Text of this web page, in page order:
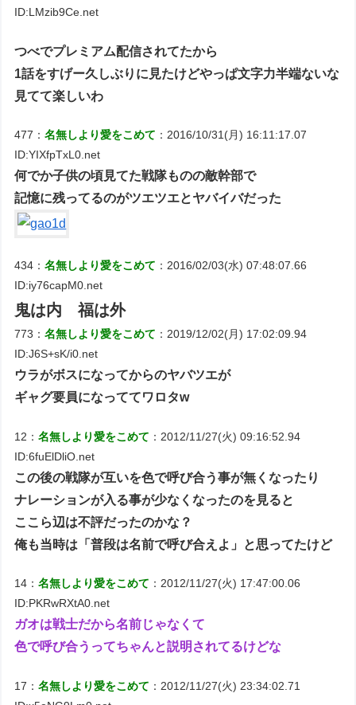
ID:LMzib9Ce.net
つべでプレミアム配信されてたから
1話をすげー久しぶりに見たけどやっぱ文字力半端ないな
見てて楽しいわ
477：名無しより愛をこめて ：2016/10/31(月) 16:11:17.07
ID:YIXfpTxL0.net
何でか子供の頃見てた戦隊ものの敵幹部で
記憶に残ってるのがツエツエとヤバイバだった
434：名無しより愛をこめて ：2016/02/03(水) 07:48:07.66
ID:iy76capM0.net
鬼は内 福は外
773：名無しより愛をこめて ：2019/12/02(月) 17:02:09.94
ID:J6S+sK/i0.net
ウラがボスになってからのヤバツエが
ギャグ要員になっててワロタw
12：名無しより愛をこめて ：2012/11/27(火) 09:16:52.94
ID:6fuElDliO.net
この後の戦隊が互いを色で呼び合う事が無くなったり
ナレーションが入る事が少なくなったのを見ると
ここら辺は不評だったのかな？
俺も当時は「普段は名前で呼び合えよ」と思ってたけど
14：名無しより愛をこめて ：2012/11/27(火) 17:47:00.06
ID:PKRwRXtA0.net
ガオは戦士だから名前じゃなくて
色で呼び合うってちゃんと説明されてるけどな
17：名無しより愛をこめて ：2012/11/27(火) 23:34:02.71